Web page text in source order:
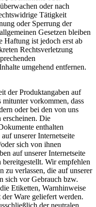
oder nach
Tätigkeit
oder Sperrung der
Gesetzen bleiben
Haftung ist jedoch erst ab
Rechtsverletzung
umgehend entfernen.
der Produktangaben auf
mitunter vorkommen, dass
oder bei den von uns
erscheinen. Die
enthalten
unserer Internetseite
sich von ihnen
auf unserer Internetseite
Wir empfehlen
zu verlassen, die auf unserer
sich vor Gebrauch bzw.
Etiketten, Warnhinweise
Ware geliefert werden.
der neutralen